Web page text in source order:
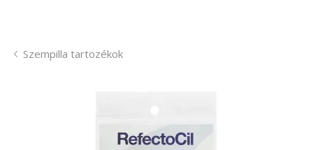
Szempilla tartozékok